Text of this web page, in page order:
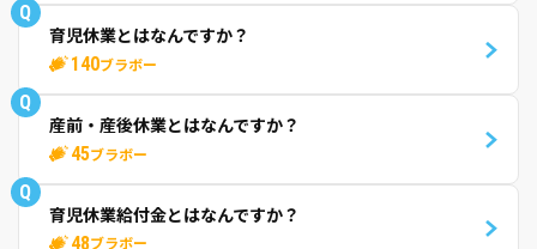
Q
育児休業とはなんですか？
140ブラボー
Q
産前・産後休業とはなんですか？
45ブラボー
Q
育児休業給付金とはなんですか？
48ブラボー